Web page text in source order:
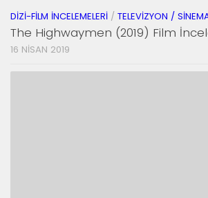
DIZI-FILM İNCELEMELERI / TELEVIZYON /
The Highwaymen (2019) Film
16 NISAN 2019